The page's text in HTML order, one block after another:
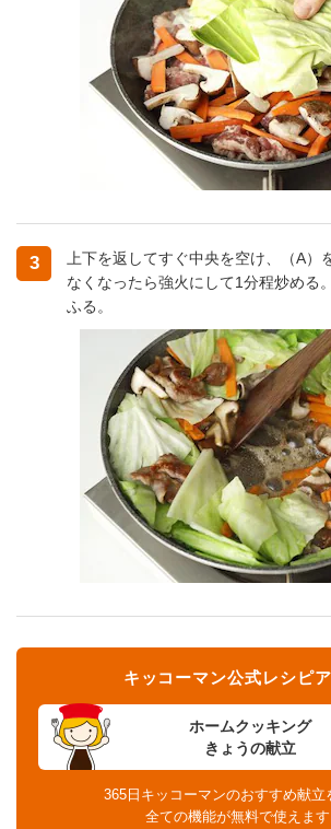
3
上下を返してすぐ中央を空け、（A）
なくなったら強火にして1分程炒める
ふる。
ホームクッキング
きょうの献立
キッコーマン公式レシピ
365日キッコーマンのおすすめ献立
全ての機能が無料で使えます